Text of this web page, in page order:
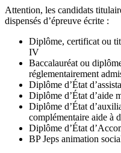
Attention, les candidats
dispensés d’épreuve écrite :
Diplôme, certificat ou
IV
Baccalauréat ou
réglementairement
Diplôme d’État
Diplôme d’État d’aide
Diplôme d’État
complémentaire aide à
Diplôme d’État
BP Jeps animation